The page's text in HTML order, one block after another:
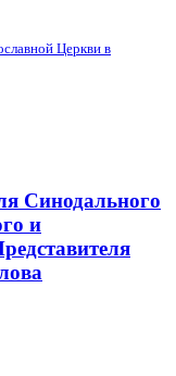
Церкви в
Синодального
и